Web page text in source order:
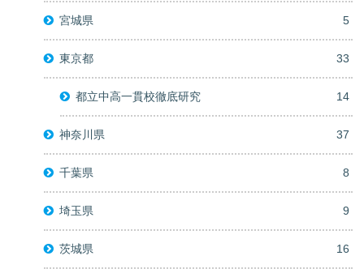
宮城県 5
東京都 33
都立中高一貫校徹底研究 14
神奈川県 37
千葉県 8
埼玉県 9
茨城県 16